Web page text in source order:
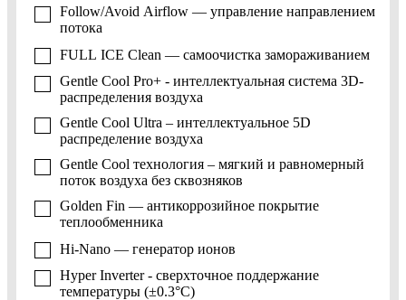
Follow/Avoid Airflow — управление направлением
потока
FULL ICE Clean — самоочистка замораживанием
Gentle Cool Pro+ - интеллектуальная система 3D-
распределения воздуха
Gentle Cool Ultra – интеллектуальное 5D
распределение воздуха
Gentle Cool технология – мягкий и равномерный
поток воздуха без сквозняков
Golden Fin — антикоррозийное покрытие
теплообменника
Hi-Nano — генератор ионов
Hyper Inverter - сверхточное поддержание
температуры (±0.3°C)